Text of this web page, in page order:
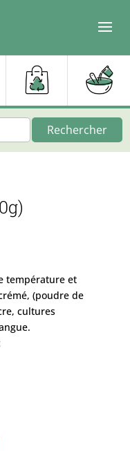
Rechercher
température et
(poudre de
cultures